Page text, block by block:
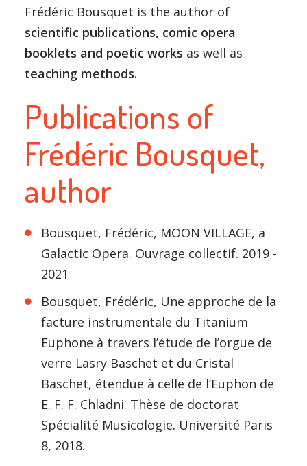
Frédéric Bousquet is the author of
scientific publications, comic opera
booklets and poetic works as well as
teaching methods.
Publications of
Frédéric Bousquet,
author
Bousquet, Frédéric, MOON VILLAGE, a
Galactic Opera. Ouvrage collectif. 2019 -
2021
Bousquet, Frédéric, Une approche de la
facture instrumentale du Titanium
Euphone à travers l’étude de l’orgue de
verre Lasry Baschet et du Cristal
Baschet, étendue à celle de l’Euphon de
E. F. F. Chladni. Thèse de doctorat
Spécialité Musicologie. Université Paris
8, 2018.